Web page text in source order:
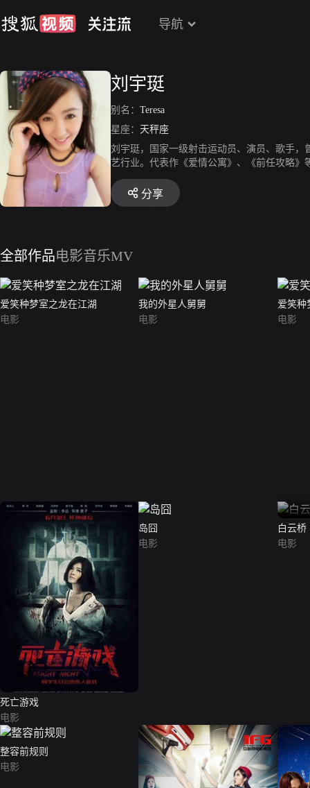
导航
刘宇珽
别名： Teresa
星座： 天秤座
刘宇珽，国家一级射击运动员、演员、歌手，
艺行业。代表作《爱情公寓》、《前任攻略》
分享
全部作品电影音乐MV
爱笑种梦室之龙在江湖
电影
我的外星人舅舅
电影
爱笑种
电影
死亡游戏
电影
岛囧
电影
白云桥
电影
整容前规则
电影